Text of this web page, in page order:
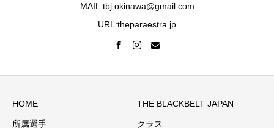
MAIL:tbj.okinawa@gmail.com
URL:theparaestra.jp
HOME THE BLACKBELT JAPAN
所属選手 クラス